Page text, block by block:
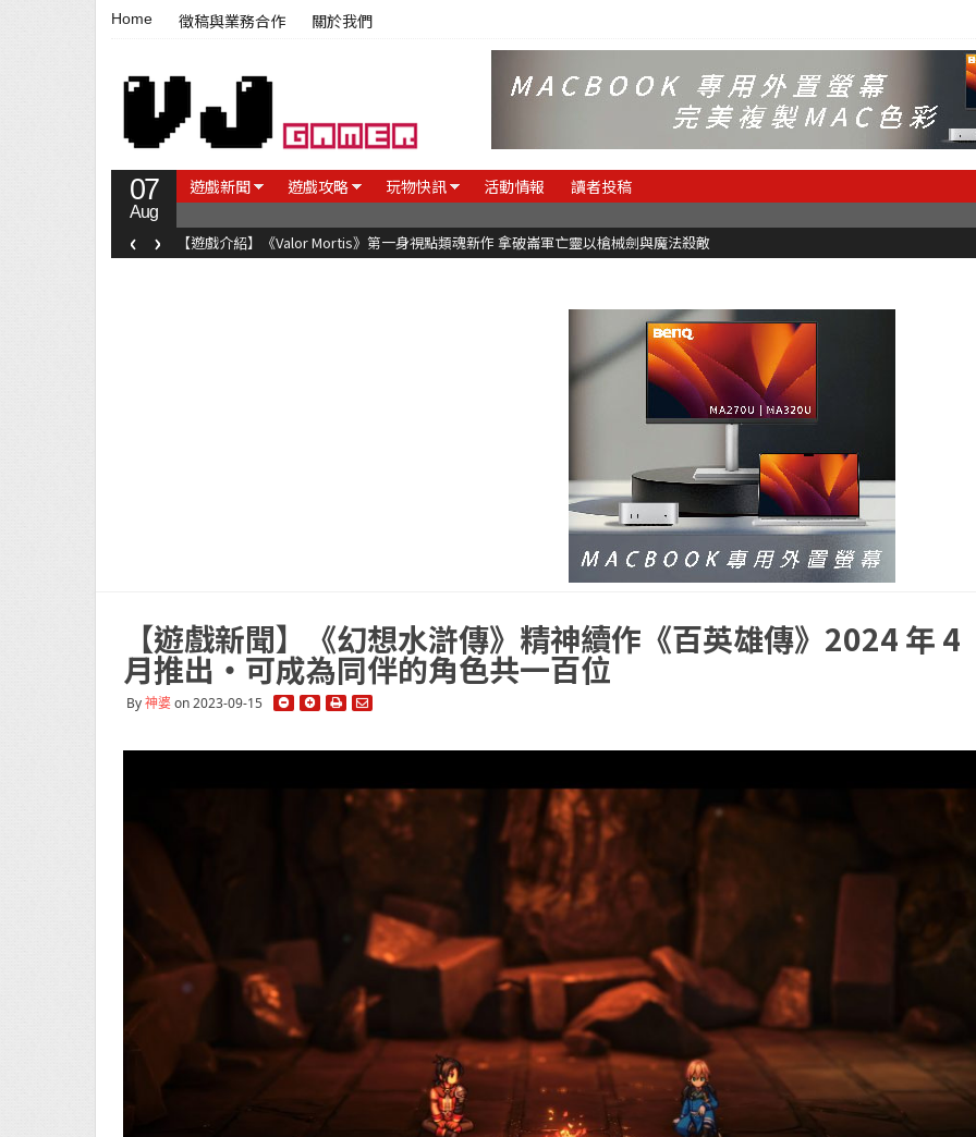
Home 徵稿與業務合作 關於我們
07
Aug
遊戲新聞 遊戲攻略 玩物快訊 活動情報 讀者投稿
【遊戲介紹】《Valor Mortis》第一身視點類魂新作 拿破崙軍亡靈以槍械劍與魔法殺敵
‹ ›
【遊戲新聞】《幻想水滸傳》精神續作《百英雄傳》2024 年 4
月推出・可成為同伴的角色共一百位
By神婆on 2023-09-15